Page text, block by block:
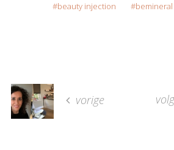
beauty injection bemineral
vorige